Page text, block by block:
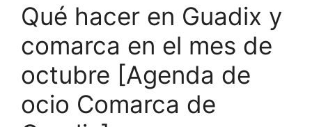
Qué hacer en Guadix y
comarca en el mes de
octubre [Agenda de
ocio Comarca de